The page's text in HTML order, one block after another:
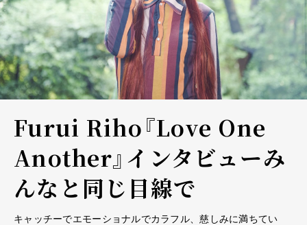
Furui Riho『Love One
Another』インタビュー――み
んなと同じ目線で
キャッチーでエモーショナルでカラフル、慈しみに満ちてい